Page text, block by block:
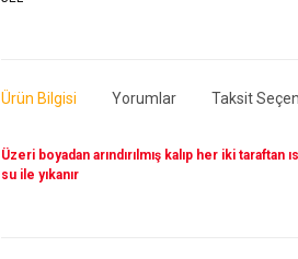
Ürün Bilgisi Yorumlar Taksit
Üzeri boyadan arındırılmış kalıp her iki
su ile yıkanır